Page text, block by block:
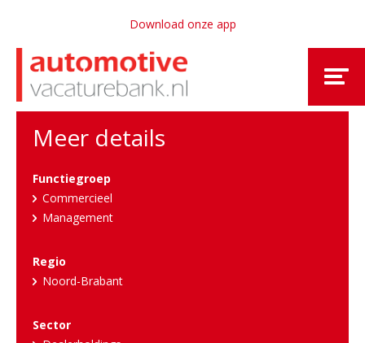
Download onze app
Meer details
Functiegroep
Commercieel
Management
Regio
Noord-Brabant
Sector